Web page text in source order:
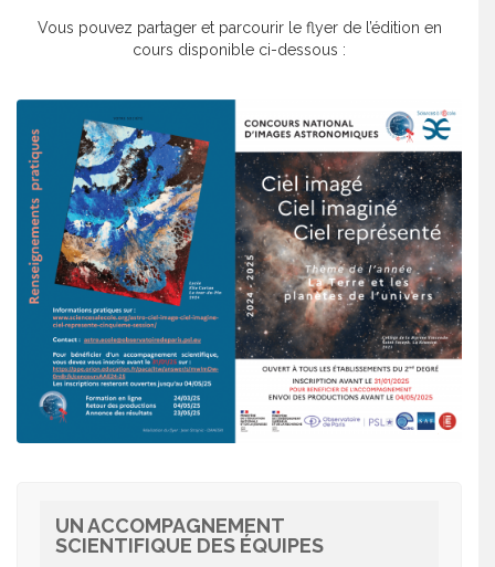
Vous pouvez partager et parcourir le flyer de l’édition en
cours disponible ci-dessous :
UN ACCOMPAGNEMENT
SCIENTIFIQUE DES ÉQUIPES